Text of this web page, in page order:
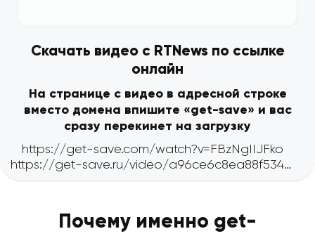
Скачать видео с RTNews по ссылке
онлайн
На странице с видео в адресной строке
вместо домена впишите «get-save» и вас
сразу перекинет на загрузку
Почему именно get-